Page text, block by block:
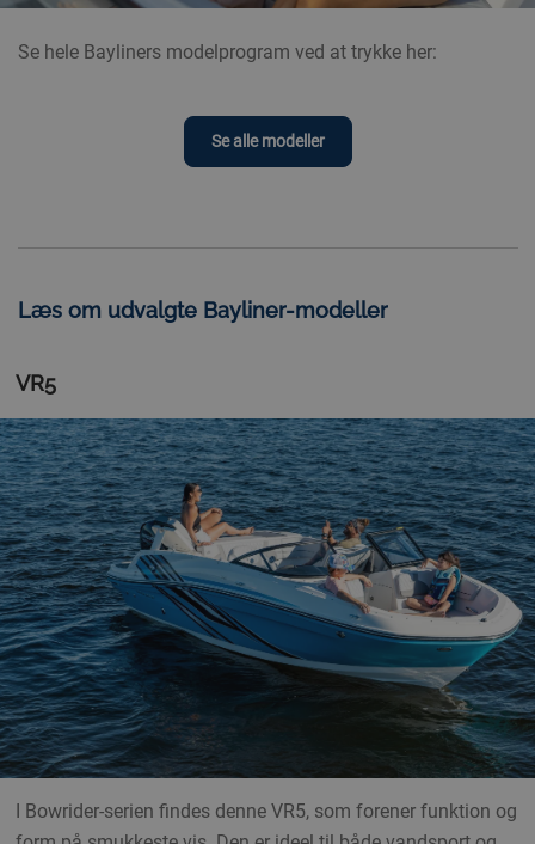
Se hele Bayliners modelprogram ved at trykke her:
Se alle modeller
Læs om udvalgte Bayliner-modeller
VR5
I Bowrider-serien findes denne VR5, som forener funktion og